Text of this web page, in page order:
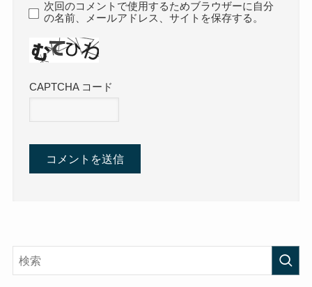
次回のコメントで使用するためブラウザーに自分
の名前、メールアドレス、サイトを保存する。
CAPTCHA コード